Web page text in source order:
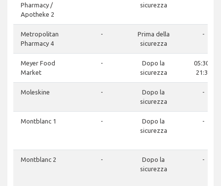
Pharmacy /
Apotheke 2
sicurezza
Metropolitan
Pharmacy 4
-
Prima della
sicurezza
-
Meyer Food
Market
-
Dopo la
sicurezza
05:30 -
21:30
Moleskine -
Dopo la
sicurezza
-
Montblanc 1 -
Dopo la
sicurezza
-
Montblanc 2 -
Dopo la
sicurezza
-